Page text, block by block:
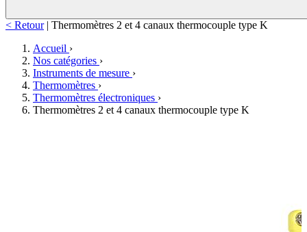
< Retour | Thermomètres 2 et 4 canaux thermocouple type K
Accueil ›
Nos catégories ›
Instruments de mesure ›
Thermomètres ›
Thermomètres électroniques ›
Thermomètres 2 et 4 canaux thermocouple type K